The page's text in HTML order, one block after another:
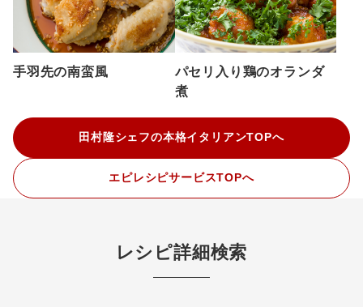
手羽先の南蛮風
パセリ入り鶏のオランダ
煮
田村隆シェフの本格イタリアンTOPへ
エピレシピサービスTOPへ
レシピ詳細検索